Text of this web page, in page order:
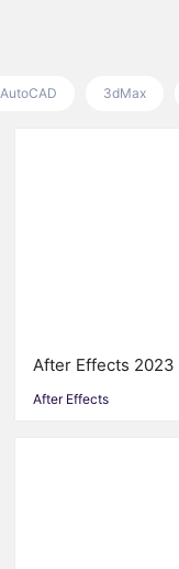
AutoCAD 3dMax
After Effects 2023
After Effects